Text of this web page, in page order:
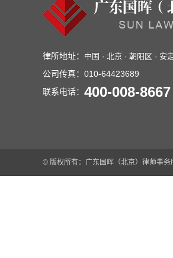
律所地址： 中国 · 北京 · 朝阳区 · 安
公司传真： 010-64423689
联系电话： 400-008-8667
© 版权所有：广东国晖（北京）律师事务